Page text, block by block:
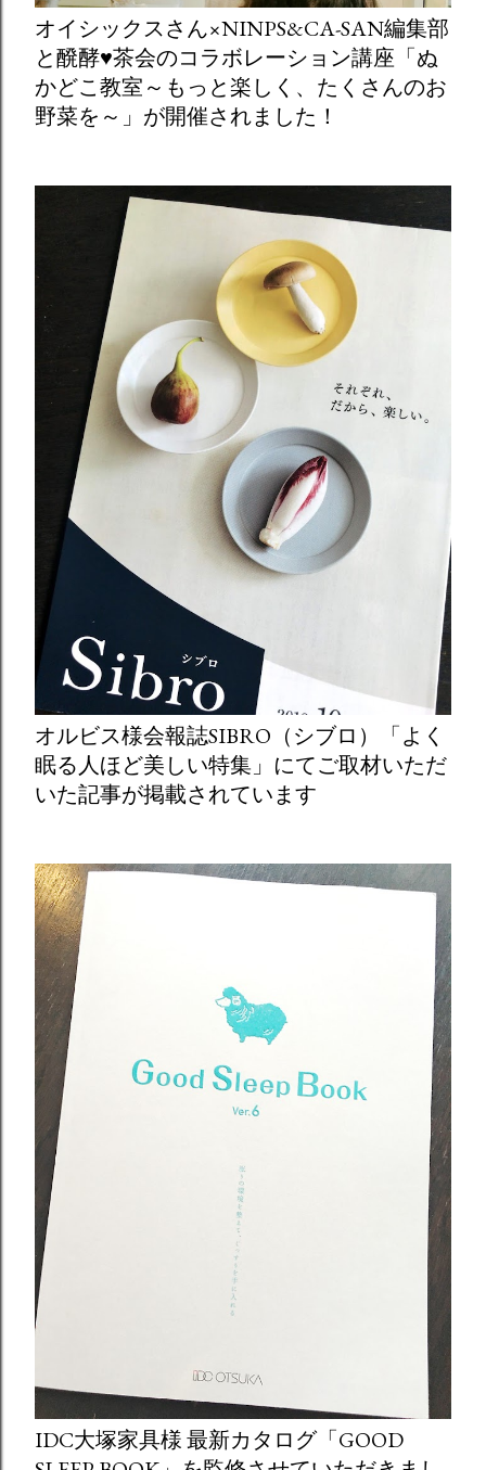
オイシックスさん×NINPS&CA-SAN編集部
と醗酵♥茶会のコラボレーション講座「ぬ
かどこ教室～もっと楽しく、たくさんのお
野菜を～」が開催されました！
オルビス様会報誌SIBRO（シブロ）「よく
眠る人ほど美しい特集」にてご取材いただ
いた記事が掲載されています
IDC大塚家具様 最新カタログ「GOOD